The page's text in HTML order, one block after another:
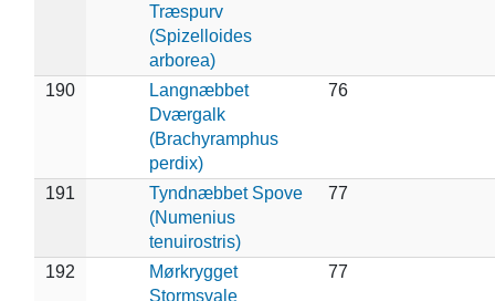
Træspurv
(Spizelloides
arborea)
190
Langnæbbet
Dværgalk
(Brachyramphus
perdix)
76
191
Tyndnæbbet Spove
(Numenius
tenuirostris)
77
192
Mørkrygget
Stormsvale
77